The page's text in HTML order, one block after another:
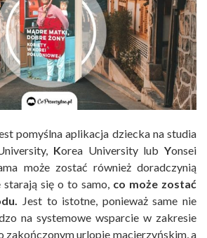
pomyślna aplikacja dziecka na studia
Korea University lubYonsei
może zostać również doradczynią
się o to samo, co może zostać
Jest to istotne, ponieważ same nie
na systemowe wsparcie w zakresie
zakończonym urlopie macierzyńskim, a